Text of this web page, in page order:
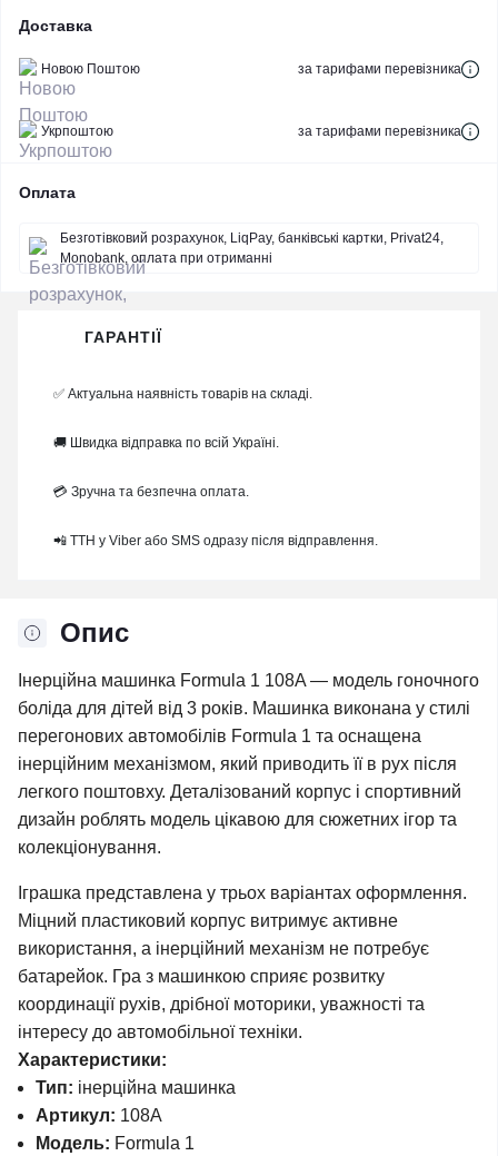
Доставка
Новою Поштою за тарифами перевізника
Укрпоштою за тарифами перевізника
Оплата
Безготівковий розрахунок, LiqPay, банківські картки, Privat24,
Monobank, оплата при отриманні
Опис
Інерційна машинка Formula 1 108A — модель гоночного
боліда для дітей від 3 років. Машинка виконана у стилі
перегонових автомобілів Formula 1 та оснащена
інерційним механізмом, який приводить її в рух після
легкого поштовху. Деталізований корпус і спортивний
дизайн роблять модель цікавою для сюжетних ігор та
колекціонування.
Іграшка представлена у трьох варіантах оформлення.
Міцний пластиковий корпус витримує активне
використання, а інерційний механізм не потребує
батарейок. Гра з машинкою сприяє розвитку
координації рухів, дрібної моторики, уважності та
інтересу до автомобільної техніки.
Характеристики:
Тип: інерційна машинка
Артикул: 108A
Модель: Formula 1
ГАРАНТІЇ
✅ Актуальна наявність товарів на складі.
🚚 Швидка відправка по всій Україні.
💳 Зручна та безпечна оплата.
📲 ТТН у Viber або SMS одразу після відправлення.